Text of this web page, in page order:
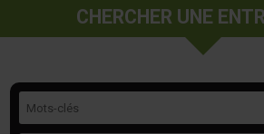
CHERCHER UNE